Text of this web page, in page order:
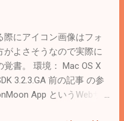
var pending,
したアプリで、もしか
質問に対する回答を変更
い。 新しく追加したバー
for Upload」のまま削除
えずiTunes Connectの
を送信（5月20日付）。
際にアイコン画像はフォ
がよさそうなので実際に
書。 環境： Mac OS X
3.2.3.GA 前の記事 の参
App というWebサ